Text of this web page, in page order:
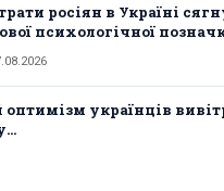
росіян в Україні
психологічної
українців